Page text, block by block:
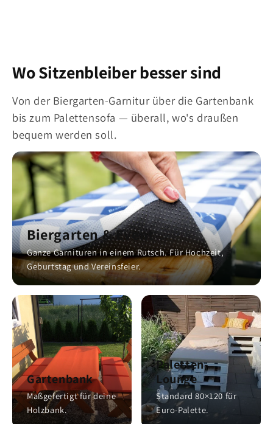
Wo Sitzenbleiber besser sind
Von der Biergarten-Garnitur über die Gartenbank
bis zum Palettensofa — überall, wo's draußen
bequem werden soll.
Biergarten & Event
Ganze Garnituren in einem Rutsch. Für Hochzeit,
Geburtstag und Vereinsfeier.
Gartenbank
Maßgefertigt für deine
Holzbank.
Paletten-
Lounge
Standard 80×120 für
Euro-Palette.